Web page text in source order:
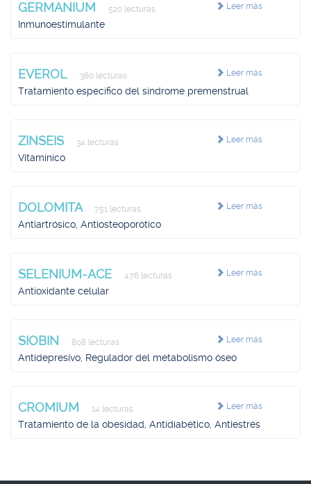
Leer más
GERMANIUM 520 lecturas
Inmunoestimulante
Leer más
EVEROL 380 lecturas
Tratamiento específico del síndrome premenstrual
Leer más
ZINSEIS 34 lecturas
Vitamínico
Leer más
DOLOMITA 751 lecturas
Antiartrósico, Antiosteoporótico
Leer más
SELENIUM-ACE 476 lecturas
Antioxidante celular
Leer más
SIOBIN 808 lecturas
Antidepresivo, Regulador del metabolismo óseo
Leer más
CROMIUM 14 lecturas
Tratamiento de la obesidad, Antidiabético, Antiestrés